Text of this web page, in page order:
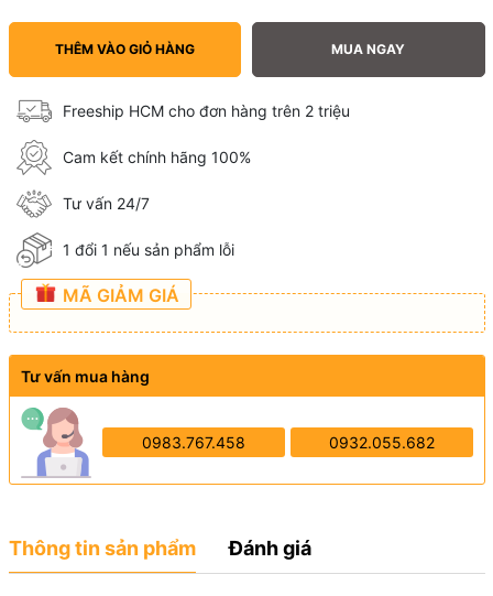
THÊM VÀO GIỎ HÀNG MUA NGAY
Freeship HCM cho đơn hàng trên 2 triệu
Cam kết chính hãng 100%
Tư vấn 24/7
1 đổi 1 nếu sản phẩm lỗi
MÃ GIẢM GIÁ
Tư vấn mua hàng
0983.767.458 0932.055.682
Thông tin sản phẩm Đánh giá